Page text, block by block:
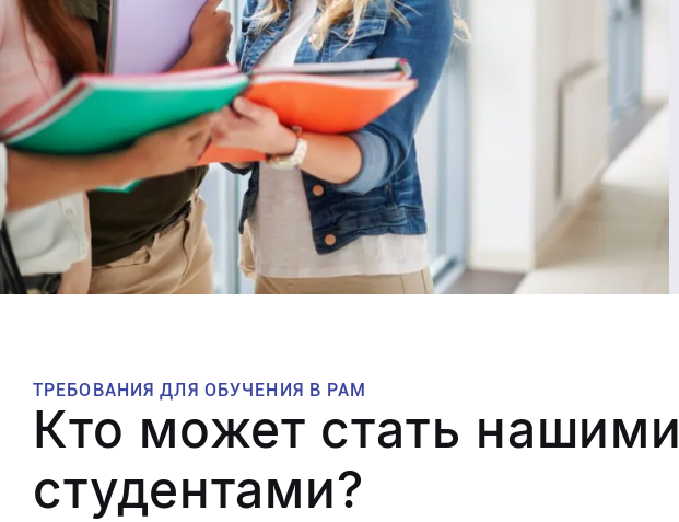
ТРЕБОВАНИЯ ДЛЯ ОБУЧЕНИЯ В PAM
Кто может стать нашими
студентами?